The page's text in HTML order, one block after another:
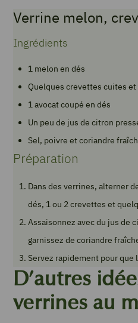
Verrine melon,
Ingrédients
1 melon en dés
Quelques crevettes cuites
1 avocat coupé en dés
Un peu de jus de citron
Sel, poivre et coriandre
Préparation
Dans des verrines, alterner
dés, 1 ou 2 crevettes et
Assaisonnez avec du jus de
garnissez de coriandre
Servez rapidement pour que
D’autres
verrines au